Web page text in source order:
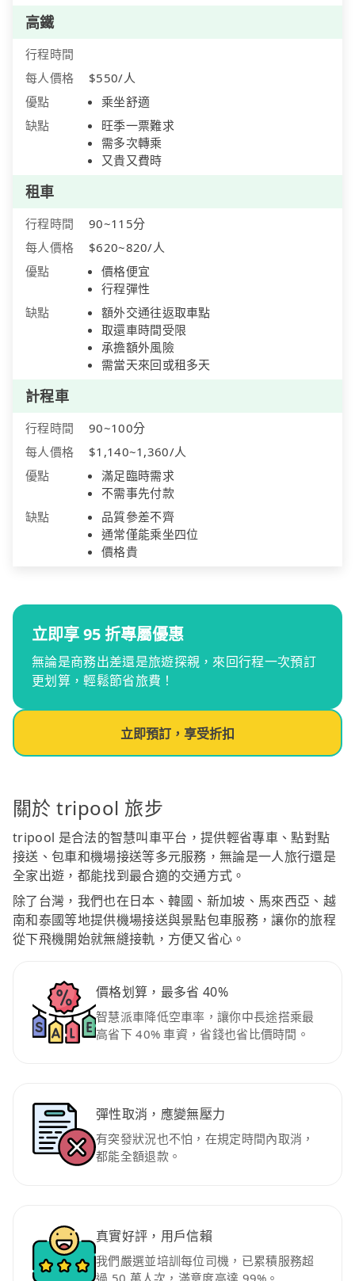
高鐵
行程時間
每人價格
$550/人
優點
乘坐舒適
缺點
旺季一票難求
需多次轉乘
又貴又費時
租車
行程時間
90~115分
每人價格
$620~820/人
優點
價格便宜
行程彈性
缺點
額外交通往返取車點
取還車時間受限
承擔額外風險
需當天來回或租多天
計程車
行程時間
90~100分
每人價格
$1,140~1,360/人
優點
滿足臨時需求
不需事先付款
缺點
品質參差不齊
通常僅能乘坐四位
價格貴
立即享 95 折專屬優惠
無論是商務出差還是旅遊探親，來回行程一次預訂
更划算，輕鬆節省旅費！
立即預訂，享受折扣
關於 tripool 旅步
tripool 是合法的智慧叫車平台，提供輕省專車、點對點
接送、包車和機場接送等多元服務，無論是一人旅行還是
全家出遊，都能找到最合適的交通方式。
除了台灣，我們也在日本、韓國、新加坡、馬來西亞、越
南和泰國等地提供機場接送與景點包車服務，讓你的旅程
從下飛機開始就無縫接軌，方便又省心。
價格划算，最多省 40%
智慧派車降低空車率，讓你中長途搭乘最
高省下 40% 車資，省錢也省比價時間。
彈性取消，應變無壓力
有突發狀況也不怕，在規定時間內取消，
都能全額退款。
真實好評，用戶信賴
我們嚴選並培訓每位司機，已累積服務超